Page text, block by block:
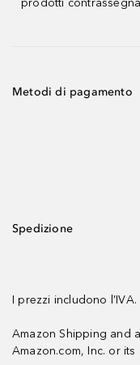
prodotti
Metodi di pagamento
Spedizione
I prezzi includono
Amazon Shipping and
Amazon.com, Inc. or its